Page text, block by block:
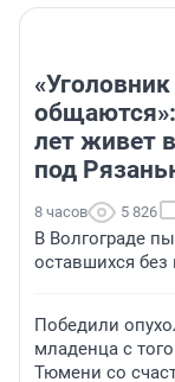
лет живет
под
8 часов 5 826
В Волгограде
оставшихся
Победили
младенца с
Тюмени со